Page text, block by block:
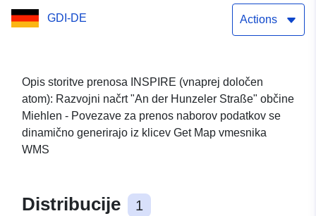
GDI-DE Actions
Opis storitve prenosa INSPIRE (vnaprej določen
atom): Razvojni načrt "An der Hunzeler Straße" občine
Miehlen - Povezave za prenos naborov podatkov se
dinamično generirajo iz klicev Get Map vmesnika
WMS
Distribucije 1